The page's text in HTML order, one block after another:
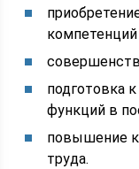
подготовка
функций в
повышение
труда.